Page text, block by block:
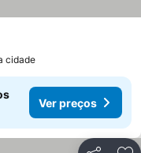
cidade
Ver preços